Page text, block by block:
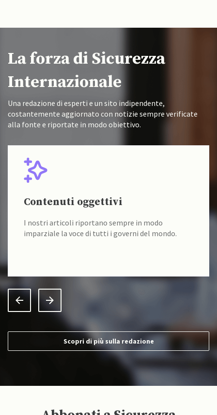
La forza di Sicurezza
Internazionale
Una redazione di esperti e un sito indipendente,
costantemente aggiornato con notizie sempre verificate
alla fonte e riportate in modo obiettivo.
Contenuti oggettivi
I nostri articoli riportano sempre in modo
imparziale la voce di tutti i governi del mondo.
Scopri di più sulla redazione